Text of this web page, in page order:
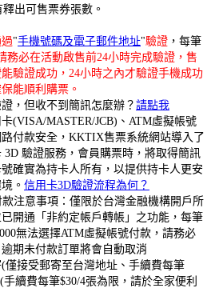
出可售票券張數。
"手機號碼及電子郵件地址"驗證 ，每筆
務必在活動啟售前24小時完成驗證，售
驗證成功，24小時之內才驗證手機成功
能順利購票。
，但收不到簡訊怎麼辦？ 請點我
(VISA/MASTER/JCB)、ATM虛擬帳號
付款安全，KKTIX售票系統網站導入了
3D 驗證服務，會員購票時，將取得簡訊
確實為持卡人所有，以提供持卡人更安
。 信用卡3D驗證流程為何？
注意事項：僅限於台灣金融機構開戶所
開通「非約定帳戶轉帳」之功能，每筆
無法選擇ATM虛擬帳號付款，請務必
期未付款訂單將會自動取消
僅接受郵寄至台灣地址、手續費每筆
續費每筆$30/4張為限，請於全家便利